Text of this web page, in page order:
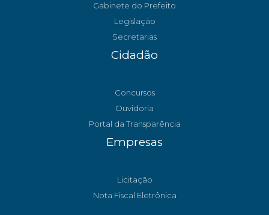
Gabinete do Prefeito
Legislação
Secretarias
Cidadão
Concursos
Ouvidoria
Portal da Transparência
Empresas
Licitação
Nota Fiscal Eletrônica